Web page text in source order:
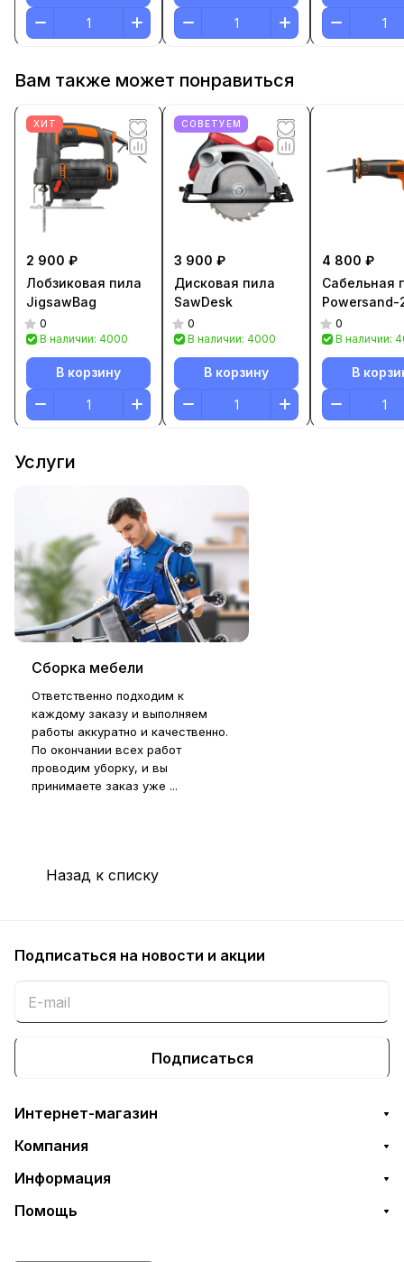
Вам также может понравиться
ХИТ
2 900 ₽
Лобзиковая пила
JigsawBag
0
В наличии: 4000
В корзину
СОВЕТУЕМ
3 900 ₽
Дисковая пила
SawDesk
0
В наличии: 4000
В корзину
4 800 ₽
Сабельная
Powersand-
0
В наличии:
В
Услуги
Сборка мебели
Ответственно подходим к
каждому заказу и выполняем
работы аккуратно и качественно.
По окончании всех работ
проводим уборку, и вы
принимаете заказ уже ...
Назад к списку
Подписаться на новости и акции
Подписаться
Интернет-магазин
Компания
Информация
Помощь